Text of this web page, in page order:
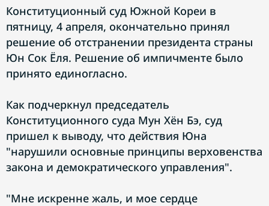
Конституционный суд Южной Кореи в
пятницу, 4 апреля, окончательно принял
решение об отстранении президента страны
Юн Сок Ёля. Решение об импичменте было
принято единогласно.
Как подчеркнул председатель
Конституционного суда Мун Хён Бэ, суд
пришел к выводу, что действия Юна
"нарушили основные принципы верховенства
закона и демократического управления".
"Мне искренне жаль, и мое сердце